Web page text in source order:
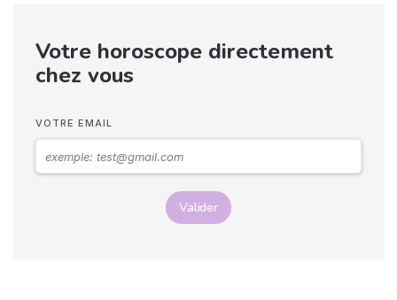
Votre horoscope directement
chez vous
VOTRE EMAIL
Valider